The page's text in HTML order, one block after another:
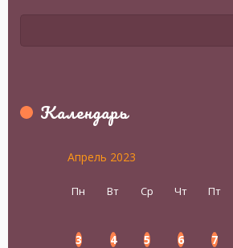
Календарь
Апрель 2023
Пн Вт Ср Чт Пт
3
4 5 6 7